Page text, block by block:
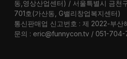
동,영상산업센터) / 서울특별시 금천
701호(가산동, G밸리창업복지센터)
통신판매업 신고번호 : 제 2022-부산
문의 : eric@funnycon.tv / 051-